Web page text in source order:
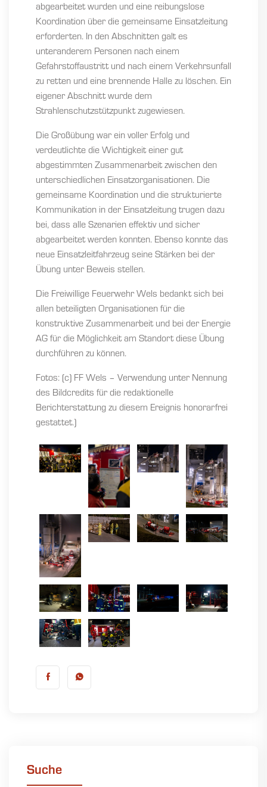
abgearbeitet wurden und eine reibungslose
Koordination über die gemeinsame Einsatzleitung
erforderten. In den Abschnitten galt es
unteranderem Personen nach einem
Gefahrstoffaustritt und nach einem Verkehrsunfall
zu retten und eine brennende Halle zu löschen. Ein
eigener Abschnitt wurde dem
Strahlenschutzstützpunkt zugewiesen.
Die Großübung war ein voller Erfolg und
verdeutlichte die Wichtigkeit einer gut
abgestimmten Zusammenarbeit zwischen den
unterschiedlichen Einsatzorganisationen. Die
gemeinsame Koordination und die strukturierte
Kommunikation in der Einsatzleitung trugen dazu
bei, dass alle Szenarien effektiv und sicher
abgearbeitet werden konnten. Ebenso konnte das
neue Einsatzleitfahrzeug seine Stärken bei der
Übung unter Beweis stellen.
Die Freiwillige Feuerwehr Wels bedankt sich bei
allen beteiligten Organisationen für die
konstruktive Zusammenarbeit und bei der Energie
AG für die Möglichkeit am Standort diese Übung
durchführen zu können.
Fotos: (c) FF Wels – Verwendung unter Nennung
des Bildcredits für die redaktionelle
Berichterstattung zu diesem Ereignis honorarfrei
gestattet.)
Suche